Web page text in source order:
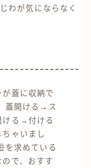
わが気にならなく
蓋に収納で
蓋開ける→ス
ける→付ける
ゃいまし
を求めている
で、おすす